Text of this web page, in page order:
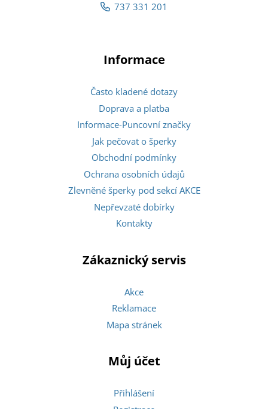
737 331 201
Informace
Často kladené dotazy
Doprava a platba
Informace-Puncovní značky
Jak pečovat o šperky
Obchodní podmínky
Ochrana osobních údajů
Zlevněné šperky pod sekcí AKCE
Nepřevzaté dobírky
Kontakty
Zákaznický servis
Akce
Reklamace
Mapa stránek
Můj účet
Přihlášení